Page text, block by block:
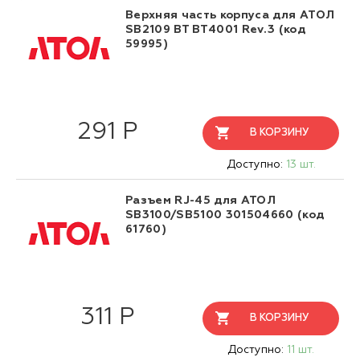
Верхняя часть корпуса для АТОЛ
SB2109 BT BT4001 Rev.3 (код
59995)
291 Р В КОРЗИНУ
Доступно: 13 шт.
Разъем RJ-45 для АТОЛ
SB3100/SB5100 301504660 (код
61760)
311 Р В КОРЗИНУ
Доступно: 11 шт.